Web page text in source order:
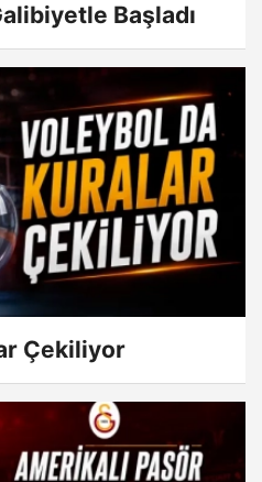
Başladı
Çekiliyor